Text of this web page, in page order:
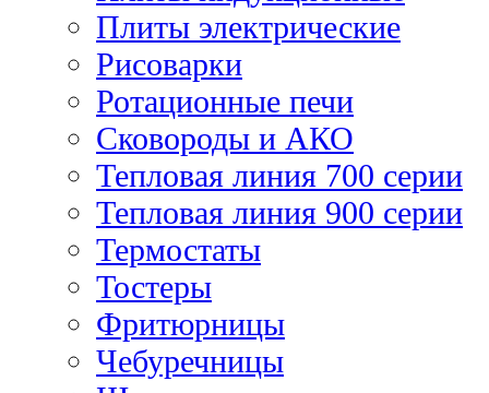
Плиты электрические
Рисоварки
Ротационные печи
Сковороды и АКО
Тепловая линия 700 серии
Тепловая линия 900 серии
Термостаты
Тостеры
Фритюрницы
Чебуречницы